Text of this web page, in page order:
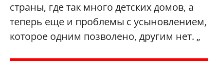
страны, где так много детских домов, а
теперь еще и проблемы с усыновлением,
которое одним позволено, другим нет. „